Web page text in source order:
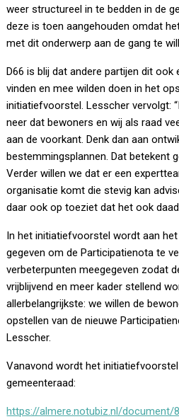
weer structureel in te bedden in de
deze is toen aangehouden omdat
met dit onderwerp aan de gang te
D66 is blij dat andere partijen dit ook
vinden en mee wilden doen in het
initiatiefvoorstel. Lesscher vervolgt:
neer dat bewoners en wij als raad
aan de voorkant. Denk dan aan
bestemmingsplannen. Dat betekent
Verder willen we dat er een
organisatie komt die stevig kan
daar ook op toeziet dat het ook
In het initiatiefvoorstel wordt aan
gegeven om de Participatienota te
verbeterpunten meegegeven zodat
vrijblijvend en meer kader stellend
allerbelangrijkste: we willen de
opstellen van de nieuwe
Lesscher.
Vanavond wordt het
gemeenteraad:
https://almere.notubiz.nl/document/